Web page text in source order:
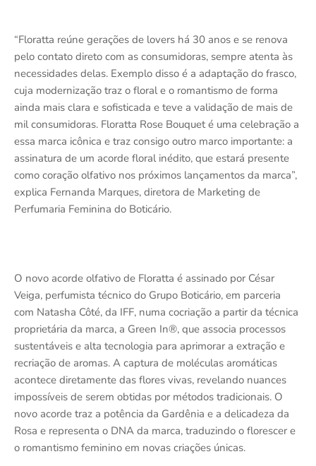
“Floratta reúne gerações de lovers há 30 anos e se renova
pelo contato direto com as consumidoras, sempre atenta às
necessidades delas. Exemplo disso é a adaptação do frasco,
cuja modernização traz o floral e o romantismo de forma
ainda mais clara e sofisticada e teve a validação de mais de
mil consumidoras. Floratta Rose Bouquet é uma celebração a
essa marca icônica e traz consigo outro marco importante: a
assinatura de um acorde floral inédito, que estará presente
como coração olfativo nos próximos lançamentos da marca”,
explica Fernanda Marques, diretora de Marketing de
Perfumaria Feminina do Boticário.
O novo acorde olfativo de Floratta é assinado por César
Veiga, perfumista técnico do Grupo Boticário, em parceria
com Natasha Côté, da IFF, numa cocriação a partir da técnica
proprietária da marca, a Green In®️, que associa processos
sustentáveis e alta tecnologia para aprimorar a extração e
recriação de aromas. A captura de moléculas aromáticas
acontece diretamente das flores vivas, revelando nuances
impossíveis de serem obtidas por métodos tradicionais. O
novo acorde traz a potência da Gardênia e a delicadeza da
Rosa e representa o DNA da marca, traduzindo o florescer e
o romantismo feminino em novas criações únicas.